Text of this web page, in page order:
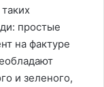
простые
на фактуре
и зеленого,